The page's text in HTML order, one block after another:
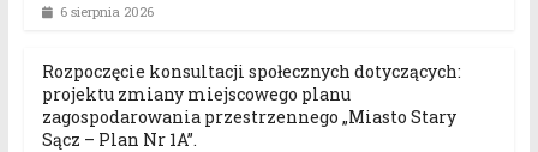
6 sierpnia 2026
Rozpoczęcie konsultacji społecznych dotyczących:
projektu zmiany miejscowego planu
zagospodarowania przestrzennego „Miasto Stary
Sącz – Plan Nr 1A”.